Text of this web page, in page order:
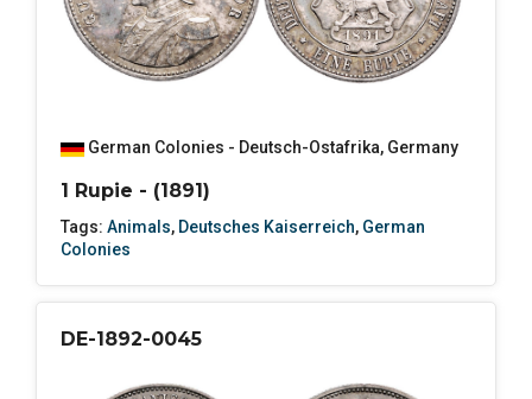
German Colonies - Deutsch-Ostafrika, Germany
1 Rupie - (1891)
Tags: Animals, Deutsches Kaiserreich, German
Colonies
DE-1892-0045